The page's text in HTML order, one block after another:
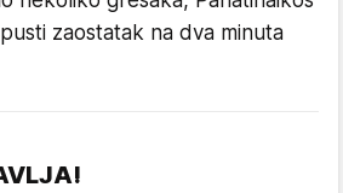
zaostatak na dva minuta